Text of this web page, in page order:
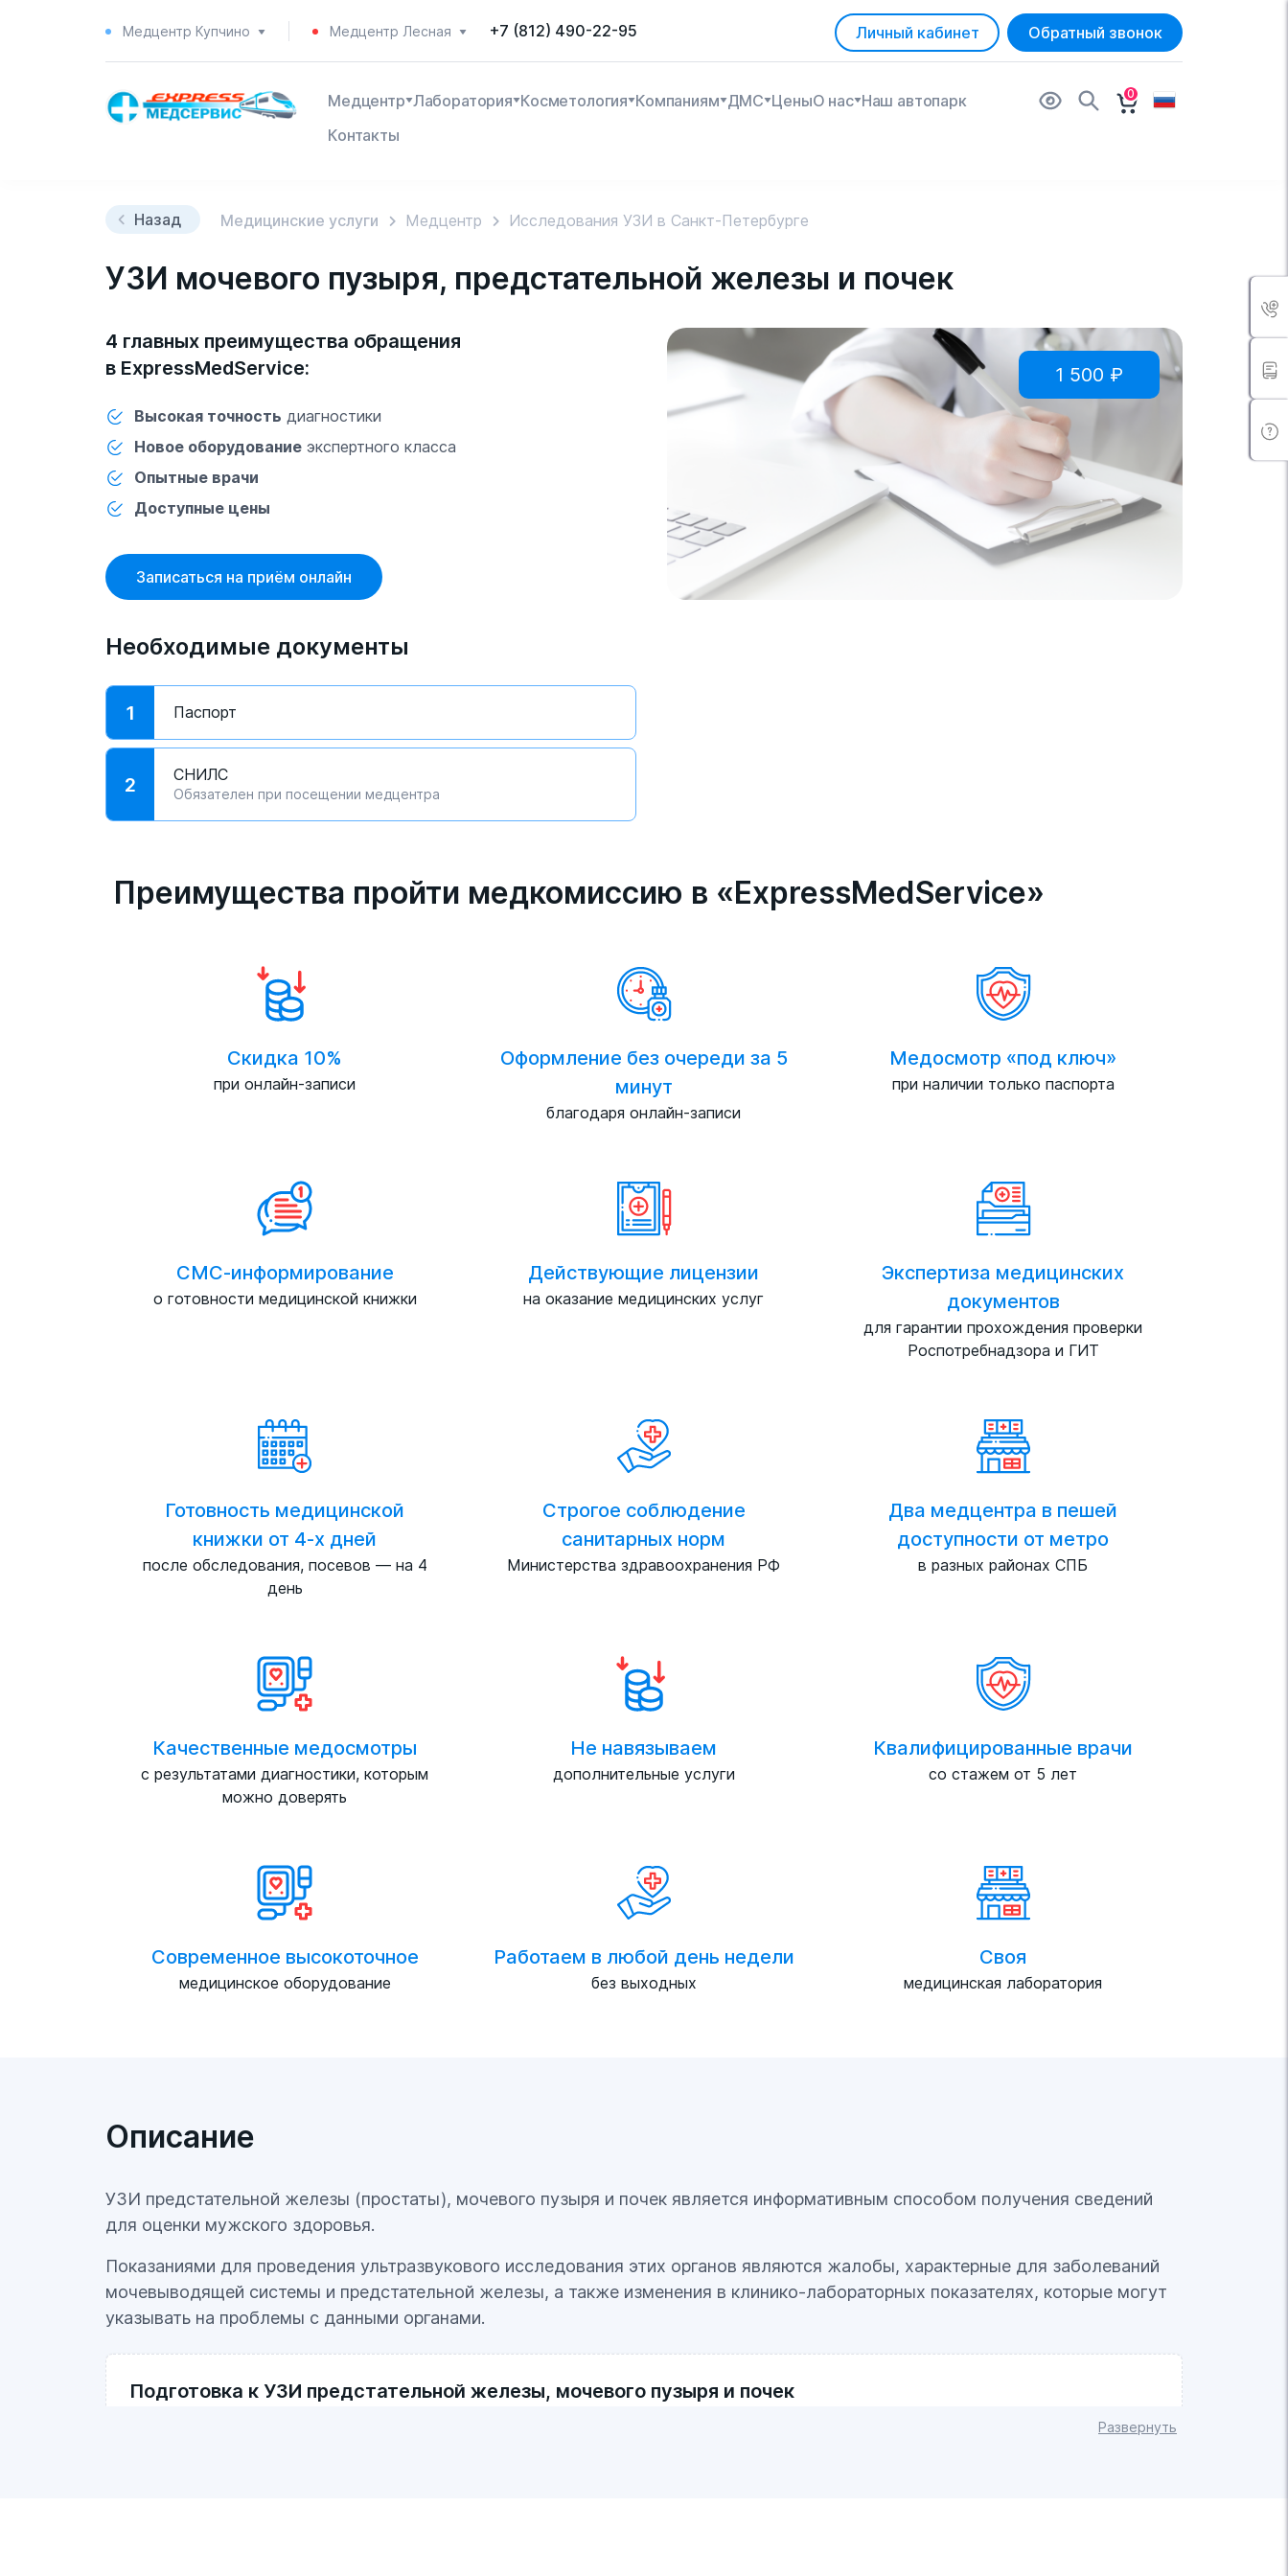
Медцентр Купчино Медцентр Лесная +7 (812) 490-22-95 Личный кабинет Обратный звонок
Медцентр Лаборатория Косметология Компаниям ДМС ЦеныО нас Наш автопарк
Контакты
0
Назад Медицинские услуги Медцентр Исследования УЗИ в Санкт-Петербурге
УЗИ мочевого пузыря, предстательной железы и почек
4 главных преимущества обращения
в ExpressMedService:
Высокая точность диагностики
Новое оборудование экспертного класса
Опытные врачи
Доступные цены
Записаться на приём онлайн
1 500 ₽
Необходимые документы
1 Паспорт
2 СНИЛС
Обязателен при посещении медцентра
Преимущества пройти медкомиссию в «ExpressMedService»
Скидка 10%
при онлайн-записи
Оформление без очереди за 5
минут
благодаря онлайн-записи
Медосмотр «под ключ»
при наличии только паспорта
СМС-информирование
о готовности медицинской книжки
Действующие лицензии
на оказание медицинских услуг
Экспертиза медицинских
документов
для гарантии прохождения проверки
Роспотребнадзора и ГИТ
Готовность медицинской
книжки от 4-х дней
после обследования, посевов — на 4
день
Строгое соблюдение
санитарных норм
Министерства здравоохранения РФ
Два медцентра в пешей
доступности от метро
в разных районах СПБ
Качественные медосмотры
с результатами диагностики, которым
можно доверять
Не навязываем
дополнительные услуги
Квалифицированные врачи
со стажем от 5 лет
Современное высокоточное
медицинское оборудование
Работаем в любой день недели
без выходных
Своя
медицинская лаборатория
Описание
УЗИ предстательной железы (простаты), мочевого пузыря и почек является информативным способом получения сведений
для оценки мужского здоровья.
Показаниями для проведения ультразвукового исследования этих органов являются жалобы, характерные для заболеваний
мочевыводящей системы и предстательной железы, а также изменения в клинико-лабораторных показателях, которые могут
указывать на проблемы с данными органами.
Подготовка к УЗИ предстательной железы, мочевого пузыря и почек
Многих мужчин интересует, как правильно подготовиться к УЗИ предстательной железы, мочевого пузыря и почек. ДляРазвернуть